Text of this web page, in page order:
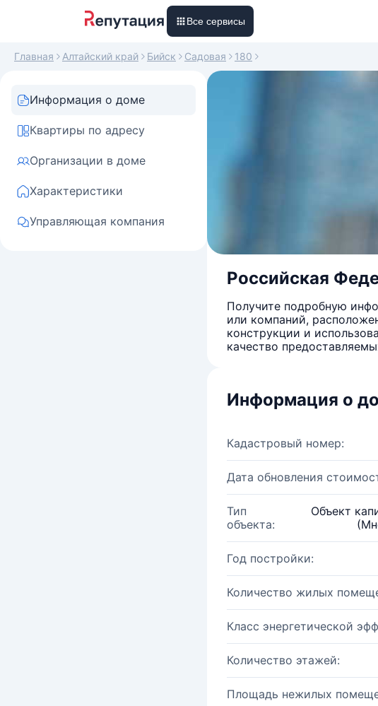
Все сервисы
Главная Алтайский край Бийск Садовая 180
Информация о доме
Квартиры по адресу
Организации в доме
Характеристики
Управляющая компания
Российская
Получите подробную
или компаний,
конструкции и
качество
Информация о
Кадастровый номер:
Дата обновления
Тип
объекта:
Объект
Год постройки:
Количество жилых
Класс энергетической
Количество этажей:
Площадь нежилых